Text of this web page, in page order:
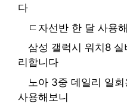
다
ㄷ자선반 한 달 사용
삼성 갤럭시 워치8
리합니다
노아 3중 데일리 일
사용해보니